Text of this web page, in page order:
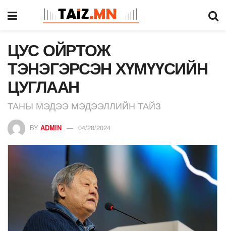
ЦУС ОЙРТОЖ
ТЭНЭГЭРСЭН ХҮМҮҮСИЙН
ЦУГЛААН
ТАНЫ МЭДЭЭ МЭДЭЭЛЛИЙН ТАЙЗ
BY ADMIN 04/28/2024